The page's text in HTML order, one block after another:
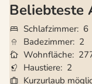
Beliebteste
Schlafzimmer 6
Badezimmer 2
Wohnfläche
Haustiere 2
Kurzurlaub